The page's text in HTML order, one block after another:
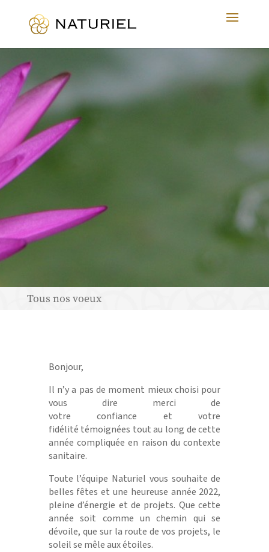
Tous nos voeux
Bonjour,
Il n’y a pas de moment mieux choisi pour
vous dire merci de
votre confiance et votre
fidélité témoignées tout au long de cette
année compliquée en raison du contexte
sanitaire.
Toute l’équipe Naturiel vous souhaite de
belles fêtes et une heureuse année 2022,
pleine d’énergie et de projets. Que cette
année soit comme un chemin qui se
dévoile, que sur la route de vos projets, le
soleil se mêle aux étoiles.